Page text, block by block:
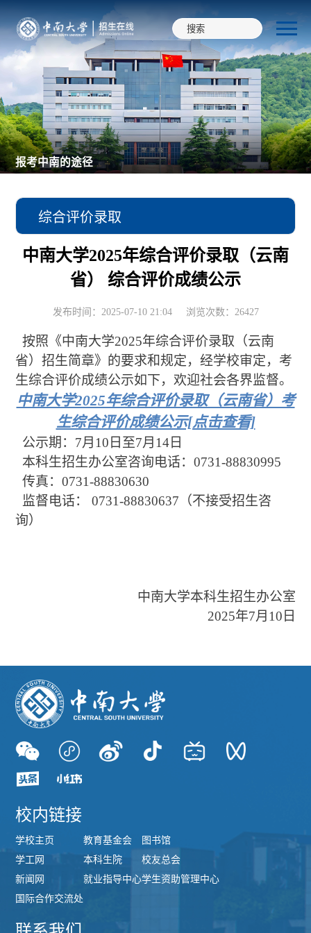
报考中南的途径
本科普通类
强基计划
综合评价录取
高校专项
艺术类专业
运动训练专业
保送生
中南大学2025年综合评价录取（云南
省） 综合评价成绩公示
发布时间：2025-07-10 21:04 浏览次数： 26427
按照《中南大学2025年综合评价录取（云南
省）招生简章》的要求和规定，经学校审定， 考
生综合评价成绩公示如下，欢迎社会各界监督。
中南大学2025年综合评价录取（云南省）考
生综合评价成绩公示[点击查看]
公示期： 7月 10 日至7月 14日
本科生招生办公室咨询电话：0731-88830995
传真：0731-88830630
监督电话：
0731-88830637 （不接受招生咨
询）
中南大学本科生招生办公室
2025年7月 10 日
校内链接
学校主页
学工网
新闻网
国际合作交流处
教育基金会
本科生院
就业指导中心
图书馆
校友总会
学生资助管理中心